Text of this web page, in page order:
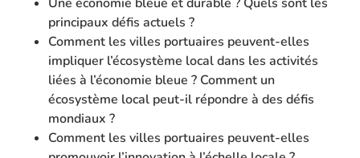
principaux défis actuels ?
Comment les villes portuaires peuvent-elles
impliquer l’écosystème local dans les activités
liées à l’économie bleue ? Comment un
écosystème local peut-il répondre à des défis
mondiaux ?
Comment les villes portuaires peuvent-elles